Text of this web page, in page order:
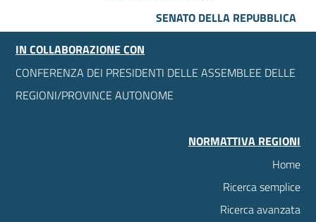
SENATO DELLA REPUBBLICA
IN COLLABORAZIONE CON
CONFERENZA DEI PRESIDENTI DELLE ASSEMBLEE DELLE
REGIONI/PROVINCE AUTONOME
NORMATTIVA REGIONI
Home
Ricerca semplice
Ricerca avanzata